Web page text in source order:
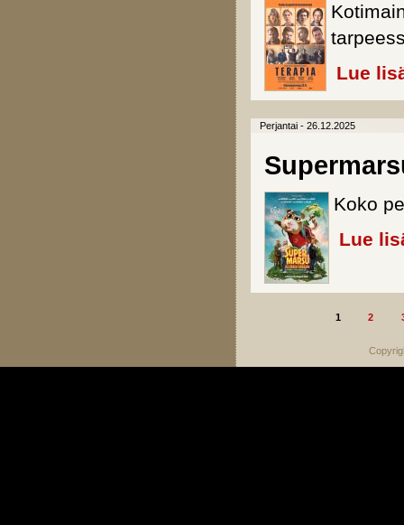
Lue
Perjantai - 26.12.2025
Koko
Lue
1 2